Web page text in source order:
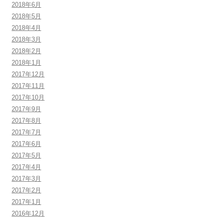
2018年6月
2018年5月
2018年4月
2018年3月
2018年2月
2018年1月
2017年12月
2017年11月
2017年10月
2017年9月
2017年8月
2017年7月
2017年6月
2017年5月
2017年4月
2017年3月
2017年2月
2017年1月
2016年12月